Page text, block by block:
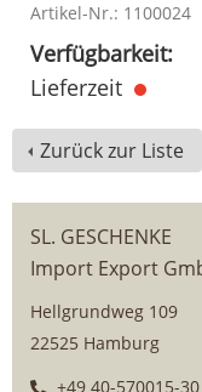
Artikel-Nr.: 1100024
Verfügbarkeit:
Lieferzeit
Zurück zur Liste
SL. GESCHENKE
Import Export
Hellgrundweg 109
22525 Hamburg
+49 40-570015-30